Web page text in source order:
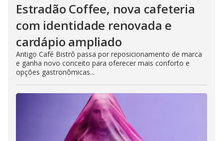
Estradão Coffee, nova cafeteria
com identidade renovada e
cardápio ampliado
Antigo Café Bistrô passa por reposicionamento de marca
e ganha novo conceito para oferecer mais conforto e
opções gastronômicas...